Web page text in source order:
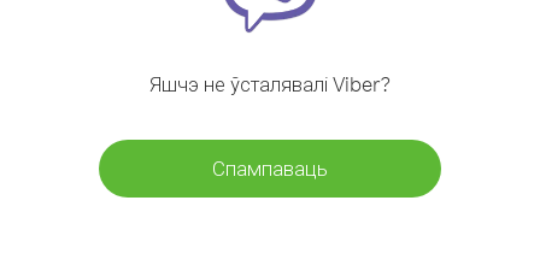
Яшчэ не ўсталявалі Viber?
Спампаваць